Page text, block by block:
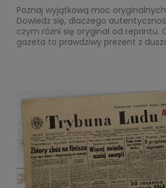
Poznaj wyjątkową moc
Dowiedz się, dlaczego
czym różni się oryginał od reprintu.
gazeta to prawdziwy prezent z